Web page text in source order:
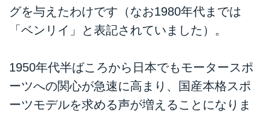
グを与えたわけです（なお1980年代までは
「ベンリイ」と表記されていました）。
1950年代半ばころから日本でもモータースポ
ーツへの関心が急速に高まり、国産本格スポ
ーツモデルを求める声が増えることになりま